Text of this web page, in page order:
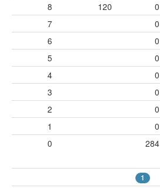
8
120 0
7
0
6
0
5
0
4
0
3
0
2
0
1
0
0
284
1